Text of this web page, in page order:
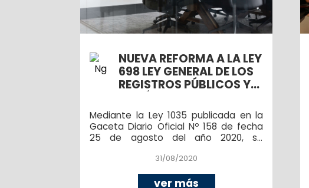
NUEVA REFORMA A LA LEY
698 LEY GENERAL DE LOS
REGISTROS PÚBLICOS Y
COMERCIO DE LA
REPÚBLICA DE
NICARAGUA
Mediante la Ley 1035 publicada en la
Gaceta Diario Oficial Nº 158 de fecha
25 de agosto del año 2020, se
General de Registros Públicos y al
Código de Comercio de la República
31/08/2020
ver más